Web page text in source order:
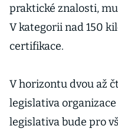
praktické znalosti,
V kategorii nad 150
certifikace.
V horizontu dvou až
legislativa organizace
legislativa bude pro